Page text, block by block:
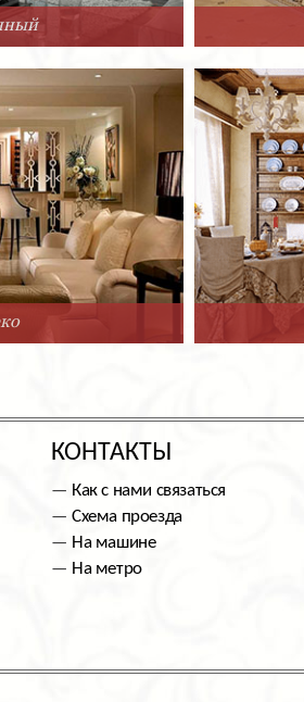
КОНТАКТЫ
Как с нами связаться
Схема проезда
На машине
На метро